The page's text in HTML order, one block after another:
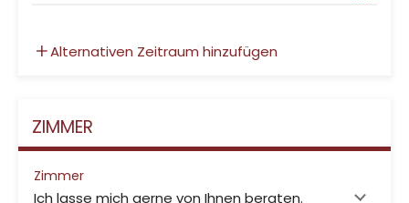
Alternativen Zeitraum hinzufügen
ZIMMER
Zimmer